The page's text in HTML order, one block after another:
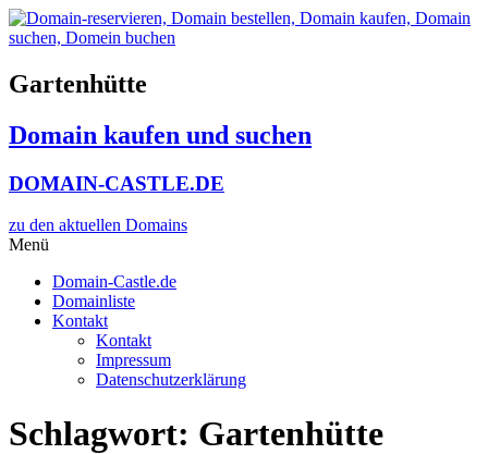
Zum
Inhalt
Gartenhütte
Domain kaufen und suchen
DOMAIN-CASTLE.DE
zu den aktuellen Domains​
Menü
Domain-Castle.de
Domainliste
Kontakt
Kontakt
Impressum
Datenschutzerklärung
Schlagwort: Gartenhütte